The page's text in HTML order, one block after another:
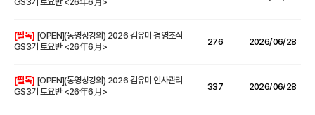
[필독] [OPEN](동영상강의) 2026 김유미 경영조직
GS3기 토요반 <26年6月>
276 2026/06/28
[필독] [OPEN](동영상강의) 2026 김유미 인사관리
GS3기 토요반 <26年6月>
337 2026/06/28